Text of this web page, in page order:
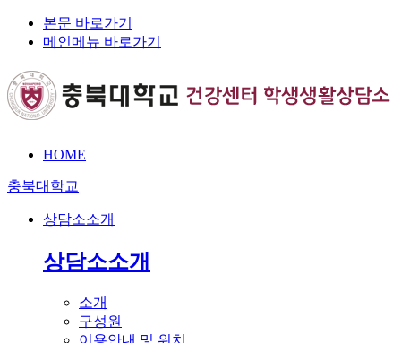
본문 바로가기
메인메뉴 바로가기
HOME
충북대학교
상담소소개
상담소소개
소개
구성원
이용안내 및 위치